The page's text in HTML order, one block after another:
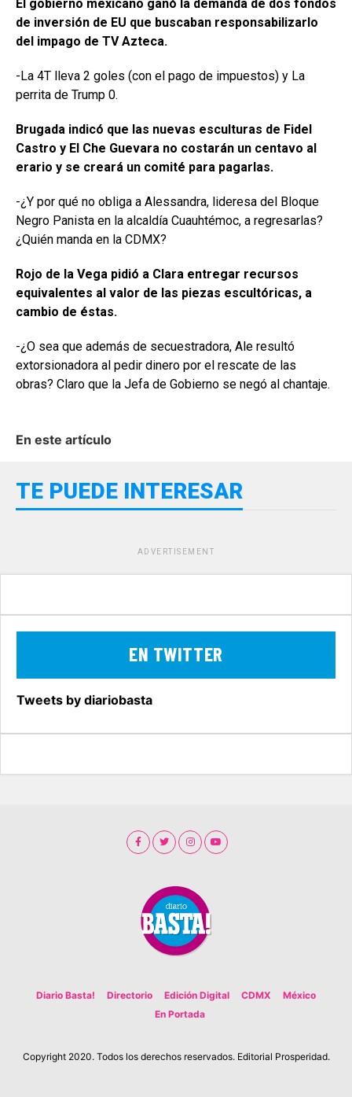
El gobierno mexicano ganó la demanda de dos fondos
de inversión de EU que buscaban responsabilizarlo
del impago de TV Azteca.
-La 4T lleva 2 goles (con el pago de impuestos) y La
perrita de Trump 0.
Brugada indicó que las nuevas esculturas de Fidel
Castro y El Che Guevara no costarán un centavo al
erario y se creará un comité para pagarlas.
-¿Y por qué no obliga a Alessandra, lideresa del Bloque
Negro Panista en la alcaldía Cuauhtémoc, a regresarlas?
¿Quién manda en la CDMX?
Rojo de la Vega pidió a Clara entregar recursos
equivalentes al valor de las piezas escultóricas, a
cambio de éstas.
-¿O sea que además de secuestradora, Ale resultó
extorsionadora al pedir dinero por el rescate de las
obras? Claro que la Jefa de Gobierno se negó al chantaje.
En este artículo
TE PUEDE INTERESAR
ADVERTISEMENT
EN TWITTER
Tweets by diariobasta
Diario Basta! Directorio Edición Digital CDMX
México
En Portada
Copyright 2020. Todos los derechos reservados. Editorial Prosperidad.